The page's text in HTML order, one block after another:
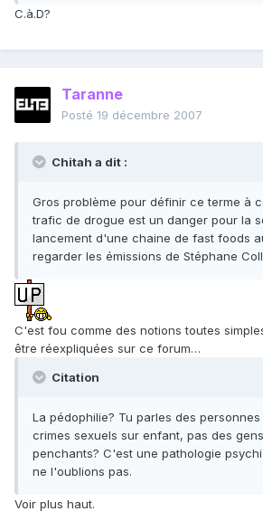
C.à.D?
Taranne
Posté 19 décembre 2007
Chitah a dit :
Gros problème pour définir ce terme à
trafic de drogue est un danger pour la
lancement d'une chaine de fast foods
regarder les émissions de Stéphane
C'est fou comme des notions toutes
être réexpliquées sur ce forum…
Citation
La pédophilie? Tu parles des
crimes sexuels sur enfant, pas des
penchants? C'est une pathologie
ne l'oublions pas.
Voir plus haut.